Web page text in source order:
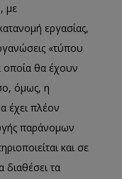
με
εργασίας,
«τύπου
οποία θα έχουν
όμως, η
έχει πλέον
παράνομων
και σε
τα